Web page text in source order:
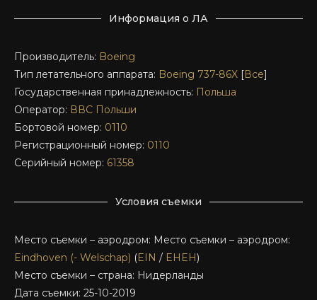
Информация о ЛА
Производитель: Boeing
Тип летательного аппарата: Boeing 737-86X [Все]
Государственная принадлежность: Польша
Оператор: ВВС Польши
Бортовой номер: 0110
Регистрационный номер: 0110
Серийный номер: 61358
Условия съемки
Место съемки – аэродром: Место съемки – аэродром:
Eindhoven (- Welschap) (EIN / EHEH)
Место съемки – страна: Нидерланды
Дата съемки: 25-10-2019